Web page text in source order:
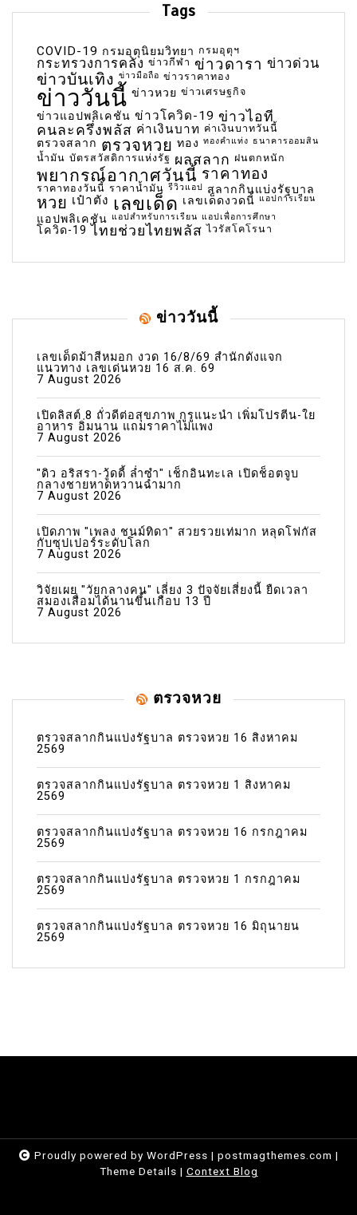
Tags
COVID-19 กรมอุตุนิยมวิทยา กรมอุตุฯ
กระทรวงการคลัง ข่าวกีฬา ข่าวดารา ข่าวด่วน
ข่าวบันเทิง ข่าวมือถือ ข่าวราคาทอง
ข่าววันนี้ ข่าวหวย ข่าวเศรษฐกิจ
ข่าวแอปพลิเคชัน ข่าวโควิด-19 ข่าวไอที
คนละครึ่งพลัส ค่าเงินบาท ค่าเงินบาทวันนี้
ตรวจสลาก ตรวจหวย ทอง ทองคำแท่ง ธนาคารออมสิน
น้ำมัน บัตรสวัสดิการแห่งรัฐ ผลสลาก ฝนตกหนัก
พยากรณ์อากาศวันนี้ ราคาทอง
ราคาทองวันนี้ ราคาน้ำมัน รีวิวแอป สลากกินแบ่งรัฐบาล
หวย เป๋าตัง เลขเด็ด เลขเด็ดงวดนี้ แอปการเรียน
แอปพลิเคชัน แอปสำหรับการเรียน แอปเพื่อการศึกษา
โควิด-19 ไทยช่วยไทยพลัส ไวรัสโคโรนา
ข่าววันนี้
เลขเด็ดม้าสีหมอก งวด 16/8/69 สำนักดังแจก
แนวทาง เลขเด่นหวย 16 ส.ค. 69
7 August 2026
เปิดลิสต์ 8 ถั่วดีต่อสุขภาพ กูรูแนะนำ เพิ่มโปรตีน-ใย
อาหาร อิ่มนาน แถมราคาไม่แพง
7 August 2026
"ดิว อริสรา-วู้ดดี้ ล่ำซำ" เช็กอินทะเล เปิดช็อตจูบ
กลางชายหาดหวานฉ่ำมาก
7 August 2026
เปิดภาพ "เพลง ชนม์ทิดา" สวยรวยเท่มาก หลุดโฟกัส
กับซุปเปอร์ระดับโลก
7 August 2026
วิจัยเผย "วัยกลางคน" เลี่ยง 3 ปัจจัยเสี่ยงนี้ ยืดเวลา
สมองเสื่อมได้นานขึ้นเกือบ 13 ปี
7 August 2026
ตรวจหวย
ตรวจสลากกินแบ่งรัฐบาล ตรวจหวย 16 สิงหาคม
2569
ตรวจสลากกินแบ่งรัฐบาล ตรวจหวย 1 สิงหาคม
2569
ตรวจสลากกินแบ่งรัฐบาล ตรวจหวย 16 กรกฎาคม
2569
ตรวจสลากกินแบ่งรัฐบาล ตรวจหวย 1 กรกฎาคม
2569
ตรวจสลากกินแบ่งรัฐบาล ตรวจหวย 16 มิถุนายน
2569
Proudly powered by WordPress | postmagthemes.com |
Theme Details | Context Blog